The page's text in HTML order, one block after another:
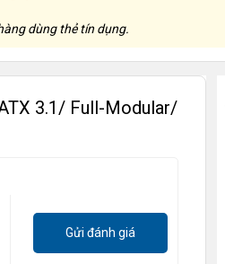
dùng thẻ tín dụng.
3.1/ Full-Modular/
Gửi đánh giá